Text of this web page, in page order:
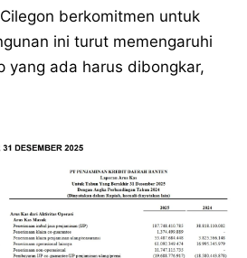
berkomitmen untuk
ini turut memengaruhi
yang ada harus dibongkar,